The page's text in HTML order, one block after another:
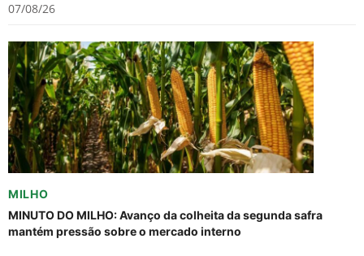
07/08/26
MILHO
MINUTO DO MILHO: Avanço da colheita da segunda safra
mantém pressão sobre o mercado interno